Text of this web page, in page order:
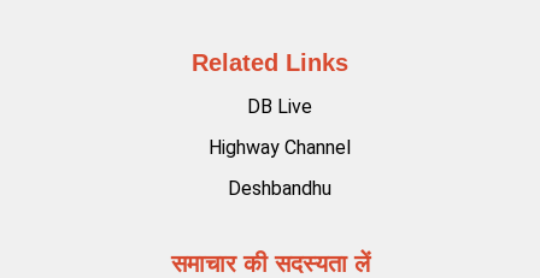
Related Links
DB Live
Highway Channel
Deshbandhu
समाचार की सदस्यता लें